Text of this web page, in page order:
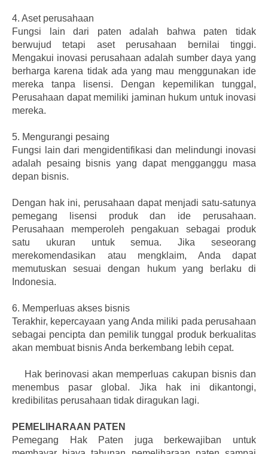
4. Aset perusahaan
Fungsi lain dari paten adalah bahwa paten tidak
berwujud tetapi aset perusahaan bernilai tinggi.
Mengakui inovasi perusahaan adalah sumber daya yang
berharga karena tidak ada yang mau menggunakan ide
mereka tanpa lisensi. Dengan kepemilikan tunggal,
Perusahaan dapat memiliki jaminan hukum untuk inovasi
mereka.
5. Mengurangi pesaing
Fungsi lain dari mengidentifikasi dan melindungi inovasi
adalah pesaing bisnis yang dapat mengganggu masa
depan bisnis.
Dengan hak ini, perusahaan dapat menjadi satu-satunya
pemegang lisensi produk dan ide perusahaan.
Perusahaan memperoleh pengakuan sebagai produk
satu ukuran untuk semua. Jika seseorang
merekomendasikan atau mengklaim, Anda dapat
memutuskan sesuai dengan hukum yang berlaku di
Indonesia.
6. Memperluas akses bisnis
Terakhir, kepercayaan yang Anda miliki pada perusahaan
sebagai pencipta dan pemilik tunggal produk berkualitas
akan membuat bisnis Anda berkembang lebih cepat.
Hak berinovasi akan memperluas cakupan bisnis dan
menembus pasar global. Jika hak ini dikantongi,
kredibilitas perusahaan tidak diragukan lagi.
PEMELIHARAAN PATEN
Pemegang Hak Paten juga berkewajiban untuk